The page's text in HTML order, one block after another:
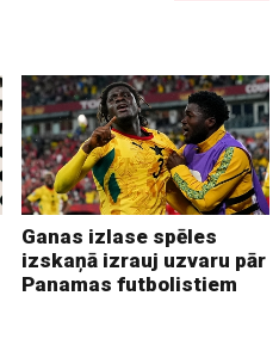
Ganas izlase spēles
izskaņā izrauj uzvaru pār
Panamas futbolistiem